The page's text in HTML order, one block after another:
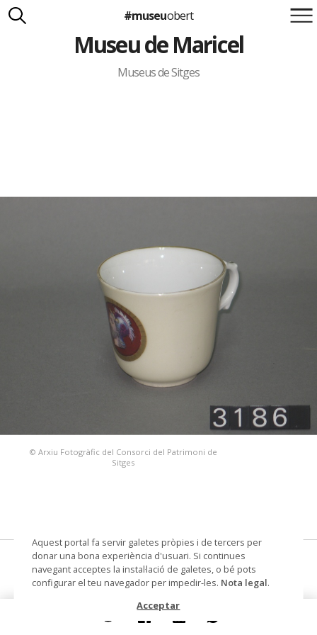
Suma't a la iniciativa
Carlota Royo
Francesca Barcellona
#museuobert
Museu de Maricel
Museus de Sitges
© Arxiu Fotogràfic del Consorci del Patrimoni de
Sitges
tassa de cafè
Datació segona meitat segle XIX
Aquest portal fa servir galetes pròpies i de tercers per
donar una bona experiència d'usuari. Si continues
navegant acceptes la instal·lació de galetes, o bé pots
configurar el teu navegador per impedir-les. Nota legal.
Acceptar